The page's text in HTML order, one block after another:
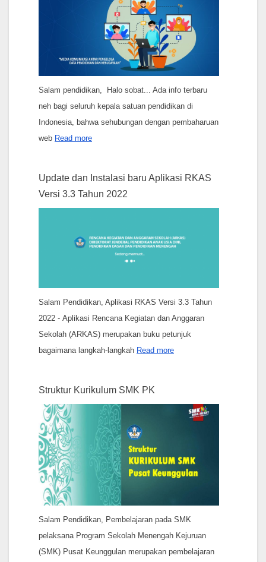
Salam pendidikan, Halo sobat... Ada info terbaru
neh bagi seluruh kepala satuan pendidikan di
Indonesia, bahwa sehubungan dengan pembaharuan
web Read more
Update dan Instalasi baru Aplikasi RKAS
Versi 3.3 Tahun 2022
Salam Pendidikan, Aplikasi RKAS Versi 3.3 Tahun
2022 - Aplikasi Rencana Kegiatan dan Anggaran
Sekolah (ARKAS) merupakan buku petunjuk
bagaimana langkah-langkah Read more
Struktur Kurikulum SMK PK
Salam Pendidikan, Pembelajaran pada SMK
pelaksana Program Sekolah Menengah Kejuruan
(SMK) Pusat Keunggulan merupakan pembelajaran